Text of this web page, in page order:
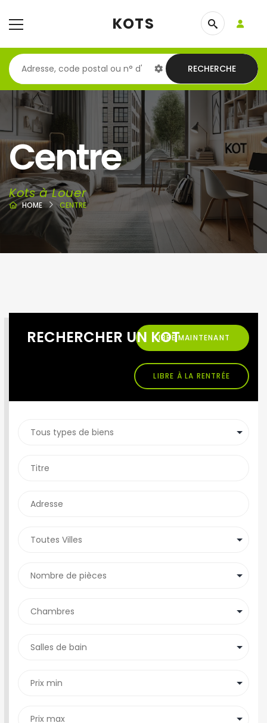
KOTS
RECHERCHE
Centre
Kots à Louer
HOME CENTRE
RECHERCHER UN KOTLIBRE MAINTENANT
LIBRE À LA RENTRÉE